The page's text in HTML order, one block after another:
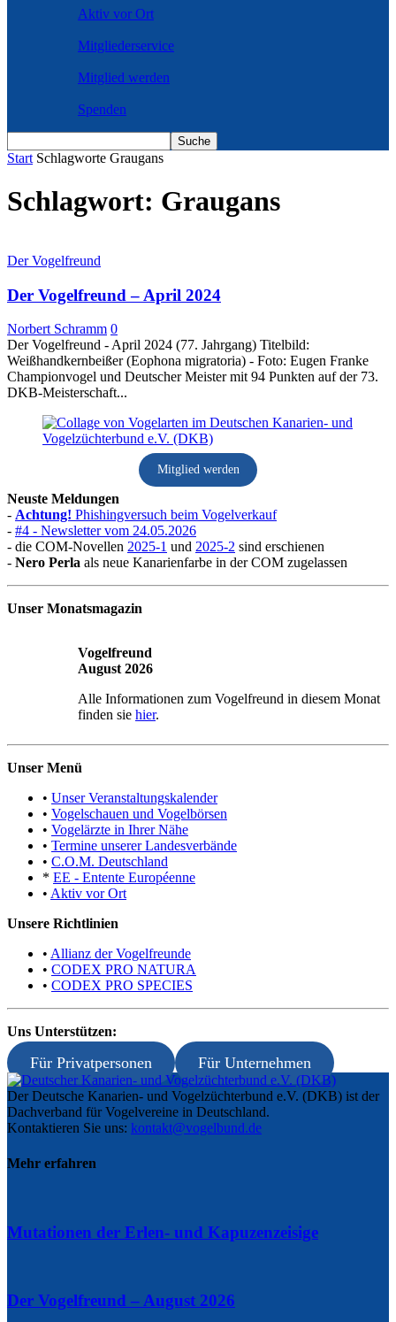
Aktiv vor Ort
Mitgliederservice
Mitglied werden
Spenden
Start Schlagworte Graugans
Schlagwort: Graugans
Der Vogelfreund
Der Vogelfreund – April 2024
Norbert Schramm 0
Der Vogelfreund - April 2024 (77. Jahrgang) Titelbild:
Weißhandkernbeißer (Eophona migratoria) - Foto: Eugen Franke
Championvogel und Deutscher Meister mit 94 Punkten auf der 73.
DKB-Meisterschaft...
Mitglied werden
Neuste Meldungen
- Achtung! Phishingversuch beim Vogelverkauf
- #4 - Newsletter vom 24.05.2026
- die COM-Novellen 2025-1 und 2025-2 sind erschienen
- Nero Perla als neue Kanarienfarbe in der COM zugelassen
Unser Monatsmagazin
Vogelfreund
August 2026
Alle Informationen zum Vogelfreund in diesem Monat
finden sie hier.
Unser Menü
• Unser Veranstaltungskalender
• Vogelschauen und Vogelbörsen
• Vogelärzte in Ihrer Nähe
• Termine unserer Landesverbände
• C.O.M. Deutschland
* EE - Entente Européenne
• Aktiv vor Ort
Unsere Richtlinien
• Allianz der Vogelfreunde
• CODEX PRO NATURA
• CODEX PRO SPECIES
Uns Unterstützen:
Für Privatpersonen Für Unternehmen
Der Deutsche Kanarien- und Vogelzüchterbund e.V. (DKB) ist der
Dachverband für Vogelvereine in Deutschland.
Kontaktieren Sie uns: kontakt@vogelbund.de
Mehr erfahren
Mutationen der Erlen- und Kapuzenzeisige
Der Vogelfreund – August 2026